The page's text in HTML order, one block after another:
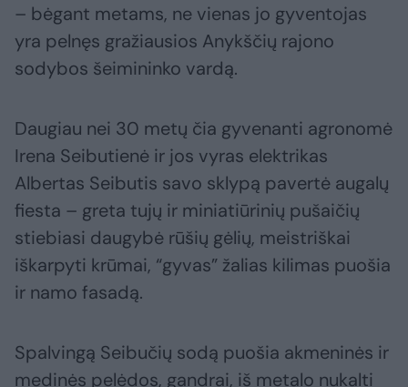
– bėgant metams, ne vienas jo gyventojas
yra pelnęs gražiausios Anykščių rajono
sodybos šeimininko vardą.
Daugiau nei 30 metų čia gyvenanti agronomė
Irena Seibutienė ir jos vyras elektrikas
Albertas Seibutis savo sklypą pavertė augalų
fiesta – greta tujų ir miniatiūrinių pušaičių
stiebiasi daugybė rūšių gėlių, meistriškai
iškarpyti krūmai, “gyvas” žalias kilimas puošia
ir namo fasadą.
Spalvingą Seibučių sodą puošia akmeninės ir
medinės pelėdos, gandrai, iš metalo nukalti